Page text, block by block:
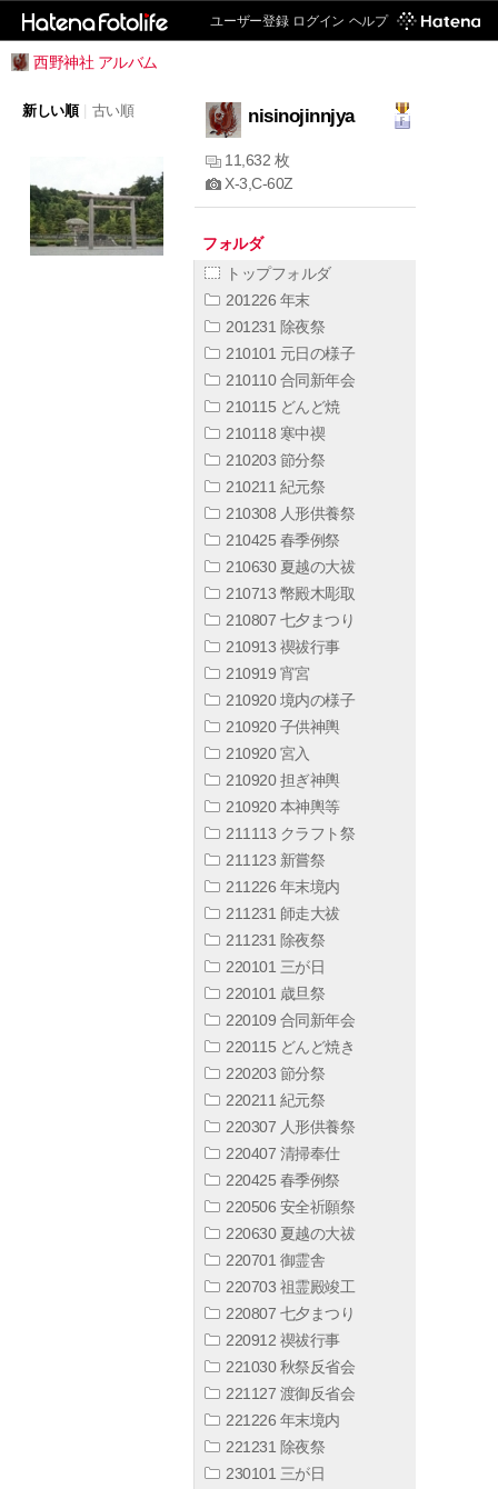
ユーザー登録 ログイン ヘルプ
西野神社 アルバム
新しい順 | 古い順 nisinojinnjya
11,632 枚
X-3,C-60Z
フォルダ
トップフォルダ
201226 年末
201231 除夜祭
210101 元日の様子
210110 合同新年会
210115 どんど焼
210118 寒中禊
210203 節分祭
210211 紀元祭
210308 人形供養祭
210425 春季例祭
210630 夏越の大祓
210713 幣殿木彫取
210807 七夕まつり
210913 禊祓行事
210919 宵宮
210920 境内の様子
210920 子供神輿
210920 宮入
210920 担ぎ神輿
210920 本神輿等
211113 クラフト祭
211123 新嘗祭
211226 年末境内
211231 師走大祓
211231 除夜祭
220101 三が日
220101 歳旦祭
220109 合同新年会
220115 どんど焼き
220203 節分祭
220211 紀元祭
220307 人形供養祭
220407 清掃奉仕
220425 春季例祭
220506 安全祈願祭
220630 夏越の大祓
220701 御霊舎
220703 祖霊殿竣工
220807 七夕まつり
220912 禊祓行事
221030 秋祭反省会
221127 渡御反省会
221226 年末境内
221231 除夜祭
230101 三が日